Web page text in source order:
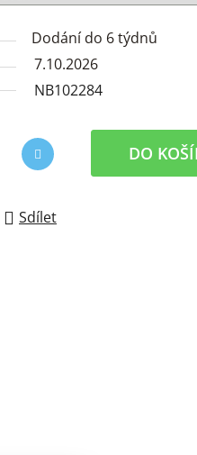
Dodání do 6 týdnů
7.10.2026
NB102284
DO
Sdílet